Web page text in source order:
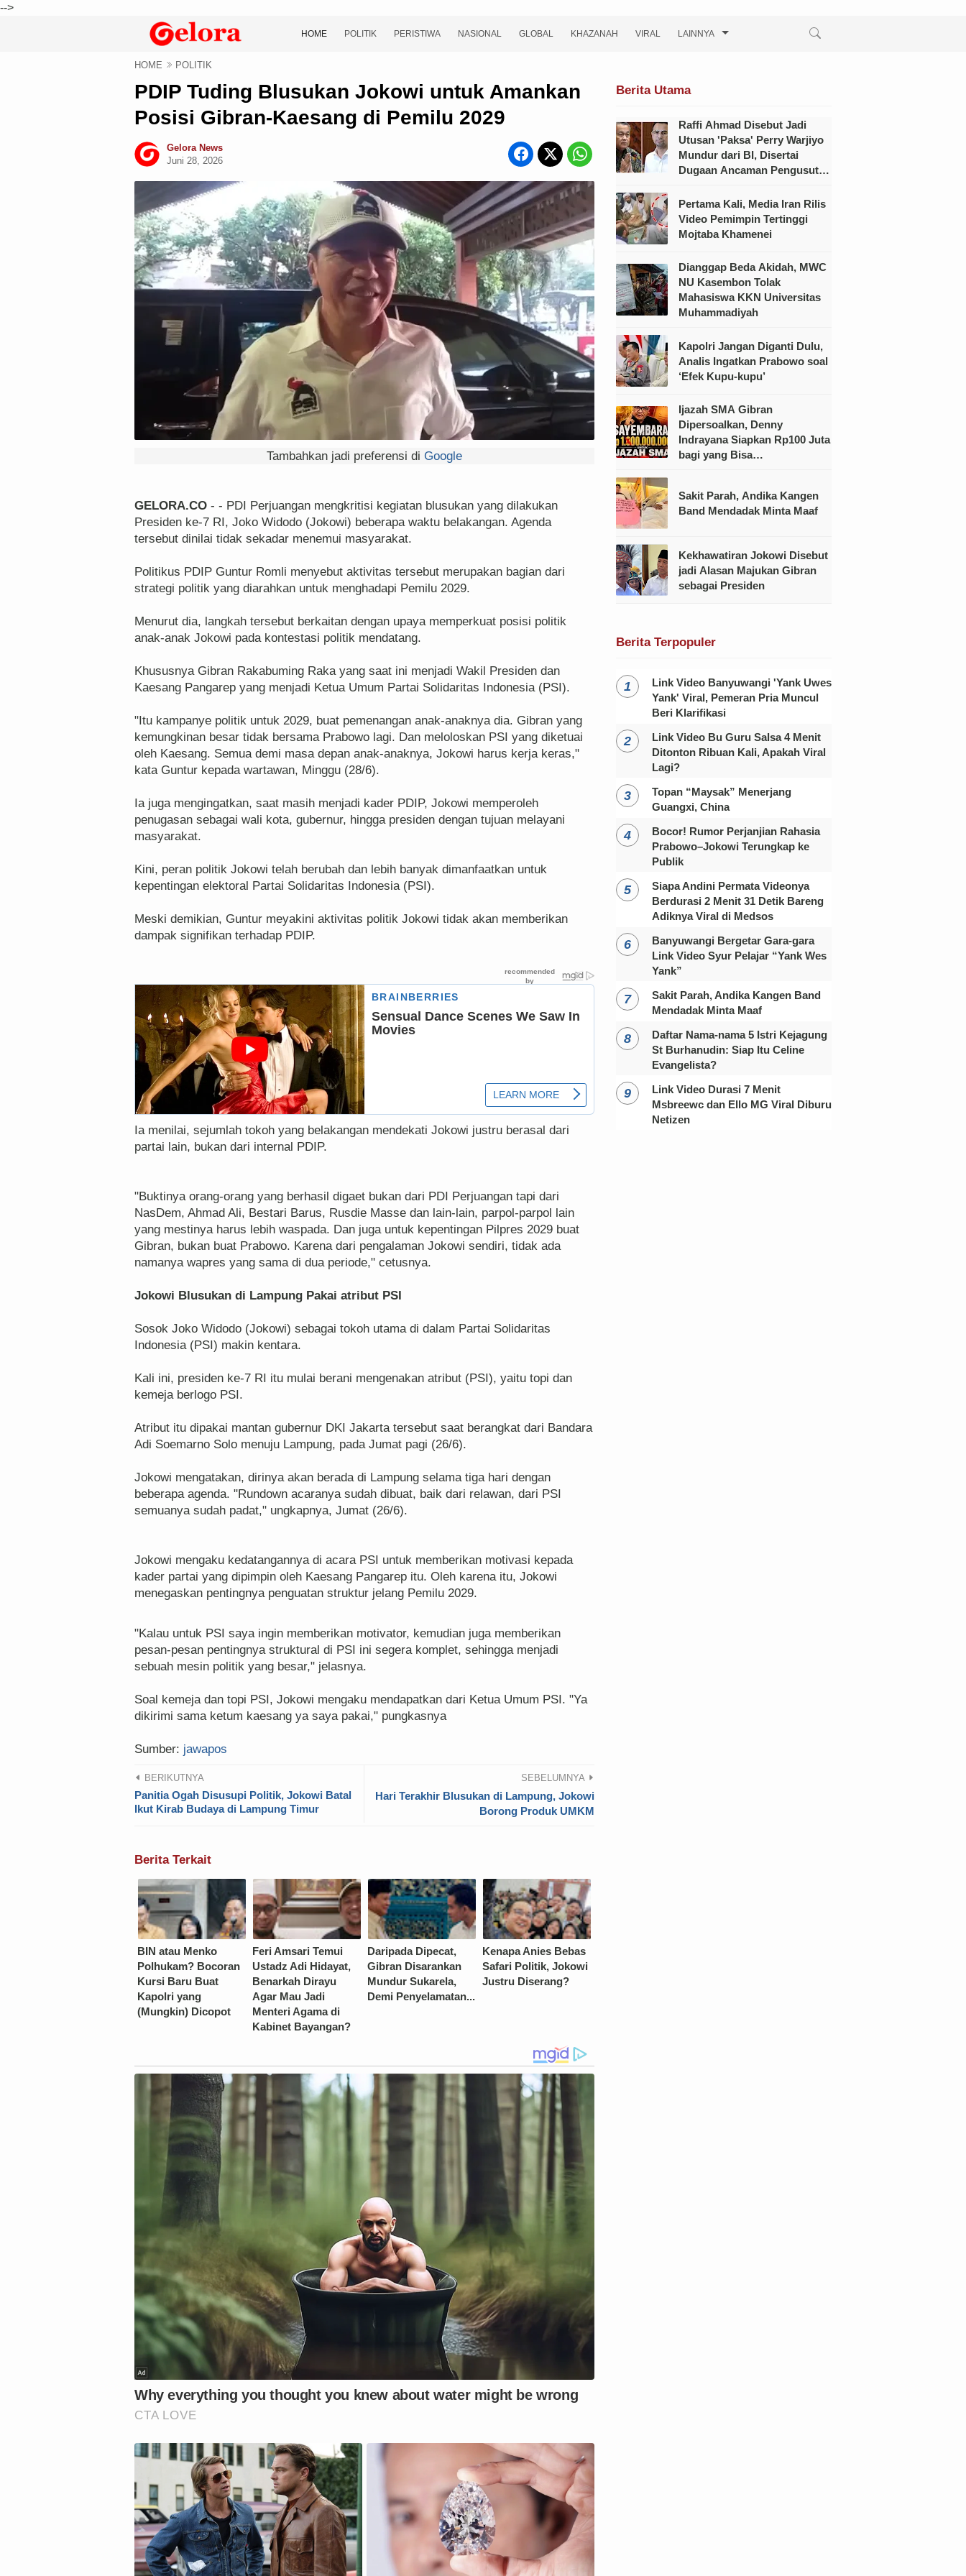
-->
HOME POLITIK PERISTIWA NASIONAL GLOBAL KHAZANAH VIRAL LAINNYA
HOME POLITIK
PDIP Tuding Blusukan Jokowi untuk Amankan
Posisi Gibran-Kaesang di Pemilu 2029
Gelora News
Juni 28, 2026
Tambahkan jadi preferensi di Google
GELORA.CO - - PDI Perjuangan mengkritisi kegiatan blusukan yang dilakukan
Presiden ke-7 RI, Joko Widodo (Jokowi) beberapa waktu belakangan. Agenda
tersebut dinilai tidak sekadar menemui masyarakat.
Politikus PDIP Guntur Romli menyebut aktivitas tersebut merupakan bagian dari
strategi politik yang diarahkan untuk menghadapi Pemilu 2029.
Menurut dia, langkah tersebut berkaitan dengan upaya memperkuat posisi politik
anak-anak Jokowi pada kontestasi politik mendatang.
Khususnya Gibran Rakabuming Raka yang saat ini menjadi Wakil Presiden dan
Kaesang Pangarep yang menjadi Ketua Umum Partai Solidaritas Indonesia (PSI).
"Itu kampanye politik untuk 2029, buat pemenangan anak-anaknya dia. Gibran yang
kemungkinan besar tidak bersama Prabowo lagi. Dan meloloskan PSI yang diketuai
oleh Kaesang. Semua demi masa depan anak-anaknya, Jokowi harus kerja keras,"
kata Guntur kepada wartawan, Minggu (28/6).
Ia juga mengingatkan, saat masih menjadi kader PDIP, Jokowi memperoleh
penugasan sebagai wali kota, gubernur, hingga presiden dengan tujuan melayani
masyarakat.
Kini, peran politik Jokowi telah berubah dan lebih banyak dimanfaatkan untuk
kepentingan elektoral Partai Solidaritas Indonesia (PSI).
Meski demikian, Guntur meyakini aktivitas politik Jokowi tidak akan memberikan
dampak signifikan terhadap PDIP.
Ia menilai, sejumlah tokoh yang belakangan mendekati Jokowi justru berasal dari
partai lain, bukan dari internal PDIP.
"Buktinya orang-orang yang berhasil digaet bukan dari PDI Perjuangan tapi dari
NasDem, Ahmad Ali, Bestari Barus, Rusdie Masse dan lain-lain, parpol-parpol lain
yang mestinya harus lebih waspada. Dan juga untuk kepentingan Pilpres 2029 buat
Gibran, bukan buat Prabowo. Karena dari pengalaman Jokowi sendiri, tidak ada
namanya wapres yang sama di dua periode," cetusnya.
Jokowi Blusukan di Lampung Pakai atribut PSI
Sosok Joko Widodo (Jokowi) sebagai tokoh utama di dalam Partai Solidaritas
Indonesia (PSI) makin kentara.
Kali ini, presiden ke-7 RI itu mulai berani mengenakan atribut (PSI), yaitu topi dan
kemeja berlogo PSI.
Atribut itu dipakai mantan gubernur DKI Jakarta tersebut saat berangkat dari Bandara
Adi Soemarno Solo menuju Lampung, pada Jumat pagi (26/6).
Jokowi mengatakan, dirinya akan berada di Lampung selama tiga hari dengan
beberapa agenda. "Rundown acaranya sudah dibuat, baik dari relawan, dari PSI
semuanya sudah padat," ungkapnya, Jumat (26/6).
Jokowi mengaku kedatangannya di acara PSI untuk memberikan motivasi kepada
kader partai yang dipimpin oleh Kaesang Pangarep itu. Oleh karena itu, Jokowi
menegaskan pentingnya penguatan struktur jelang Pemilu 2029.
"Kalau untuk PSI saya ingin memberikan motivator, kemudian juga memberikan
pesan-pesan pentingnya struktural di PSI ini segera komplet, sehingga menjadi
sebuah mesin politik yang besar," jelasnya.
Soal kemeja dan topi PSI, Jokowi mengaku mendapatkan dari Ketua Umum PSI. "Ya
dikirimi sama ketum kaesang ya saya pakai," pungkasnya
Sumber: jawapos
BERIKUTNYA
Panitia Ogah Disusupi Politik, Jokowi Batal
Ikut Kirab Budaya di Lampung Timur
SEBELUMNYA
Hari Terakhir Blusukan di Lampung, Jokowi
Borong Produk UMKM
Berita Terkait
BIN atau Menko
Polhukam? Bocoran
Kursi Baru Buat
Kapolri yang
(Mungkin) Dicopot
Feri Amsari Temui
Ustadz Adi Hidayat,
Benarkah Dirayu
Agar Mau Jadi
Menteri Agama di
Kabinet Bayangan?
Daripada Dipecat,
Gibran Disarankan
Mundur Sukarela,
Demi Penyelamatan...
Kenapa Anies Bebas
Safari Politik, Jokowi
Justru Diserang?
Berita Utama
Raffi Ahmad Disebut Jadi
Utusan 'Paksa' Perry Warjiyo
Mundur dari BI, Disertai
Dugaan Ancaman Pengusutan
Pertama Kali, Media Iran Rilis
Video Pemimpin Tertinggi
Mojtaba Khamenei
Dianggap Beda Akidah, MWC
NU Kasembon Tolak
Mahasiswa KKN Universitas
Muhammadiyah
Kapolri Jangan Diganti Dulu,
Analis Ingatkan Prabowo soal
‘Efek Kupu-kupu’
Ijazah SMA Gibran
Dipersoalkan, Denny
Indrayana Siapkan Rp100 Juta
bagi yang Bisa
Sakit Parah, Andika Kangen
Band Mendadak Minta Maaf
Kekhawatiran Jokowi Disebut
jadi Alasan Majukan Gibran
sebagai Presiden
Berita Terpopuler
Link Video Banyuwangi 'Yank Uwes
Yank' Viral, Pemeran Pria Muncul
Beri Klarifikasi
Link Video Bu Guru Salsa 4 Menit
Ditonton Ribuan Kali, Apakah Viral
Lagi?
Topan “Maysak” Menerjang
Guangxi, China
Bocor! Rumor Perjanjian Rahasia
Prabowo–Jokowi Terungkap ke
Publik
Siapa Andini Permata Videonya
Berdurasi 2 Menit 31 Detik Bareng
Adiknya Viral di Medsos
Banyuwangi Bergetar Gara-gara
Link Video Syur Pelajar “Yank Wes
Yank”
Sakit Parah, Andika Kangen Band
Mendadak Minta Maaf
Daftar Nama-nama 5 Istri Kejagung
St Burhanudin: Siap Itu Celine
Evangelista?
Link Video Durasi 7 Menit
Msbreewc dan Ello MG Viral Diburu
Netizen